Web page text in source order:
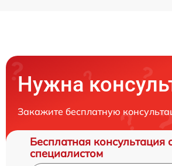
Нужна
Закажите бесплатную
Бесплатная консультация
специалистом